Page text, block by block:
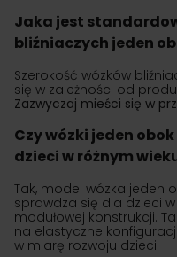
Jaka jest
bliźniaczych jeden
Szerokość wózków
się w zależności od
Zazwyczaj mieści się w
Czy wózki jeden
dzieci w różnym
Tak, model wózka jeden
sprawdza się dla dzieci
modułowej konstrukcji.
na elastyczne
w miarę rozwoju dzieci: